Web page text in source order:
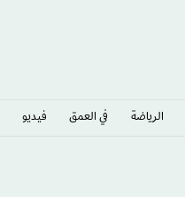
الرياضة في العمق فيديو